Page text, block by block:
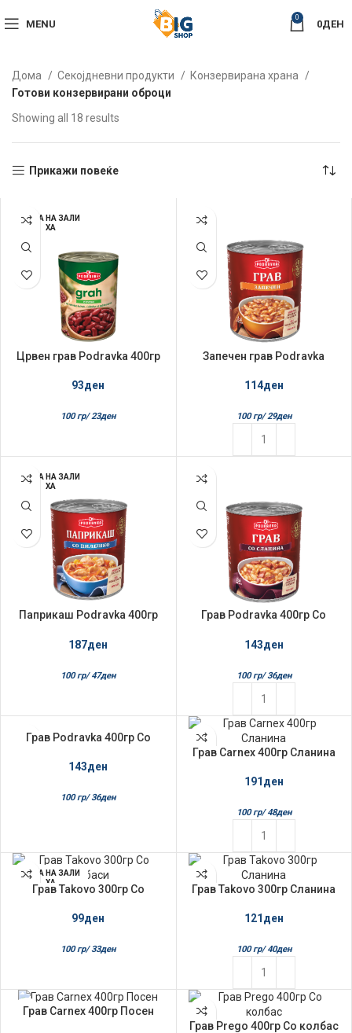
MENU
0
0ДЕН
Дома Секојдневни продукти
Конзервирана храна
Готови конзервирани оброци
Showing all 18 results
Прикажи повеќе
НЕМА НА ЗАЛИ
ХА
Црвен грав Podravka 400гр
93ден
100 гр/ 23ден
Запечен грав Podravka
114ден
100 гр/ 29ден
НЕМА НА ЗАЛИ
ХА
Паприкаш Podravka 400гр
187ден
100 гр/ 47ден
Грав Podravka 400гр Со
143ден
100 гр/ 36ден
НЕМА НА ЗАЛИ
Грав Podravka 400гр Со
143ден
100 гр/ 36ден
Грав Carnex 400гр Сланина
191ден
100 гр/ 48ден
НЕМА НА ЗАЛИ
ХА
Грав Takovo 300гр Со
99ден
100 гр/ 33ден
Грав Takovo 300гр Сланина
121ден
100 гр/ 40ден
Грав Carnex 400гр Посен
Грав Prego 400гр Со колбас